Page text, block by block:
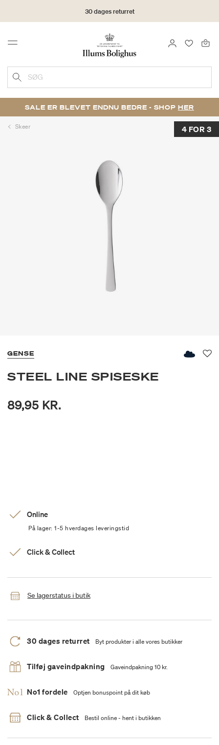
30 dages returret
Menu LOG IND
SØG
SALE ER BLEVET ENDNU BEDRE - SHOP HER
Skeer 4 FOR 3
GENSE
STEEL LINE SPISESKE
89,95 KR.
Online
På lager: 1-5 hverdages leveringstid
Click & Collect
Se lagerstatus i butik
30 dages returret Byt produkter i alle vores butikker
Tilføj gaveindpakning Gaveindpakning 10 kr.
No1 fordele Optjen bonuspoint på dit køb
Click & Collect Bestil online - hent i butikken